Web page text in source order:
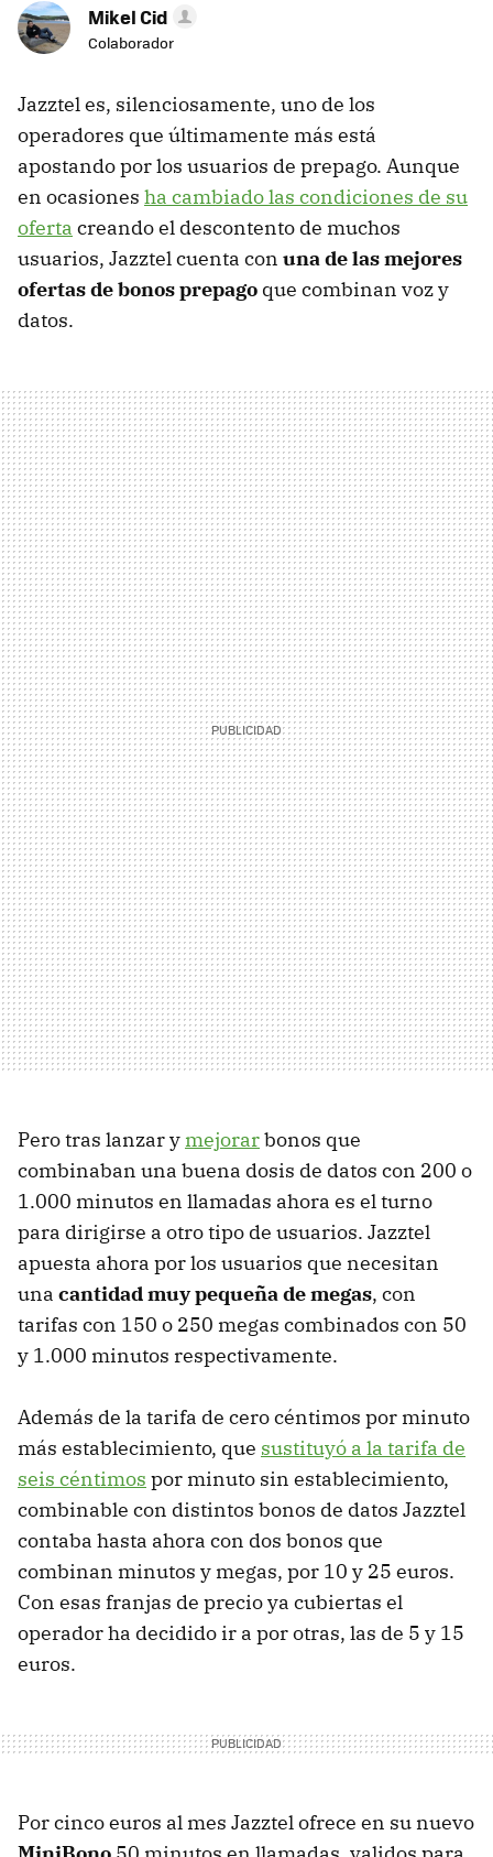
Mikel Cid
Colaborador
Jazztel es, silenciosamente, uno de los
operadores que últimamente más está
apostando por los usuarios de prepago. Aunque
en ocasiones ha cambiado las condiciones de su
oferta creando el descontento de muchos
usuarios, Jazztel cuenta con una de las mejores
ofertas de bonos prepago que combinan voz y
datos.
Pero tras lanzar y mejorarbonos que
combinaban una buena dosis de datos con 200 o
1.000 minutos en llamadas ahora es el turno
para dirigirse a otro tipo de usuarios. Jazztel
apuesta ahora por los usuarios que necesitan
una cantidad muy pequeña de megas, con
tarifas con 150 o 250 megas combinados con 50
y 1.000 minutos respectivamente.
Además de la tarifa de cero céntimos por minuto
más establecimiento, que sustituyó a la tarifa de
seis céntimos por minuto sin establecimiento,
combinable con distintos bonos de datos Jazztel
contaba hasta ahora con dos bonos que
combinan minutos y megas, por 10 y 25 euros.
Con esas franjas de precio ya cubiertas el
operador ha decidido ir a por otras, las de 5 y 15
euros.
Por cinco euros al mes Jazztel ofrece en su nuevo